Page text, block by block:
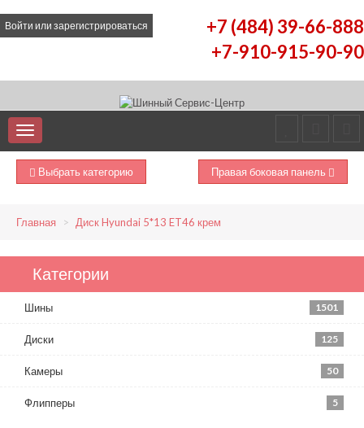
Войти или зарегистрироваться
+7 (484) 39-66-888
+7-910-915-90-90
Выбрать категорию Правая боковая панель
Главная Диск Hyundai 5*13 ET46 крем
Категории
Шины 1501
Диски 125
Камеры 50
Флипперы 5